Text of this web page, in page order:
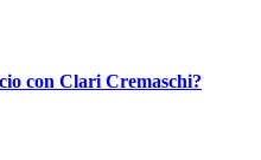
con Clari Cremaschi?